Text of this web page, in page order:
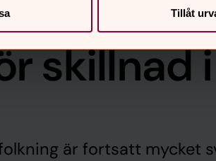
Tillåt
skillnad i
är fortsatt mycket